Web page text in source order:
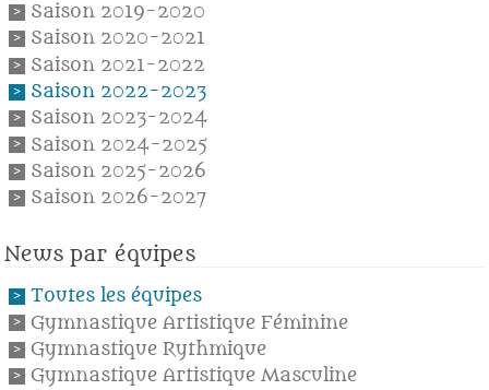
Saison 2019-2020
Saison 2020-2021
Saison 2021-2022
Saison 2022-2023
Saison 2023-2024
Saison 2024-2025
Saison 2025-2026
Saison 2026-2027
News par équipes
Toutes les équipes
Gymnastique Artistique Féminine
Gymnastique Rythmique
Gymnastique Artistique Masculine